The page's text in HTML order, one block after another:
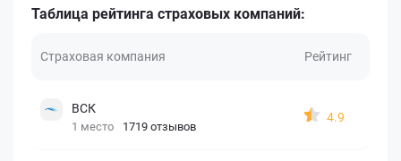
Таблица рейтинга страховых компаний:
Страховая компания Рейтинг
ВСК
1 место 1719 отзывов
4.9